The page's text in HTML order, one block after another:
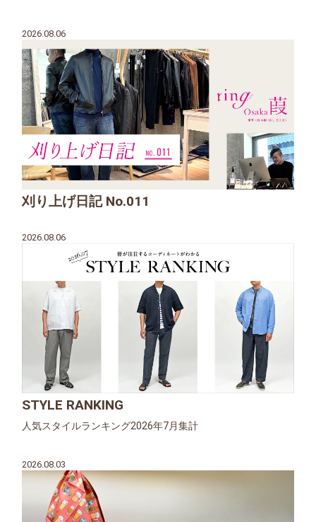
2026.08.06
刈り上げ日記 No.011
2026.08.06
STYLE RANKING
人気スタイルランキング2026年7月集計
2026.08.03